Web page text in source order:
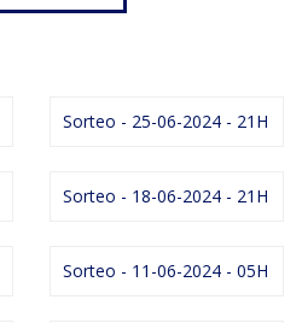
Sorteo - 25-06-2024 - 21H
Sorteo - 18-06-2024 - 21H
Sorteo - 11-06-2024 - 05H